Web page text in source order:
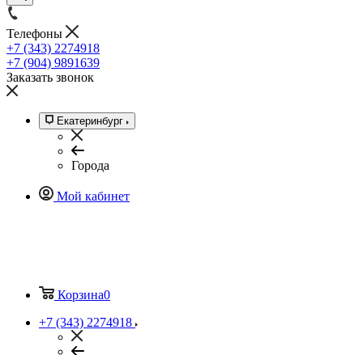
Телефоны
+7 (343) 2274918
+7 (904) 9891639
Заказать звонок
Екатеринбург
Города
Мой кабинет
Корзина0
+7 (343) 2274918